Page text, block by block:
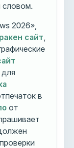
словом.
2026»,
сайт
в
от